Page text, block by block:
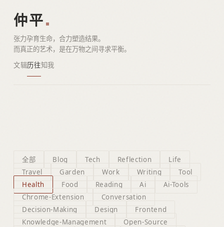
仲平
张力孕育生命，合力塑造结果。
而真正的艺术，是在万物之间寻求平衡。
文辑历往知我
全部 Blog Tech Reflection
Life
Travel
Garden Work Writing
Tool
Health
Food Reading Ai
Ai-Tools
Chrome-Extension
Conversation
Decision-Making
Design
Frontend
Knowledge-Management
Open-Source